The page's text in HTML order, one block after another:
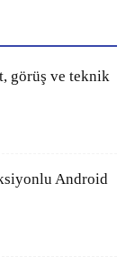
görüş ve teknik
Android